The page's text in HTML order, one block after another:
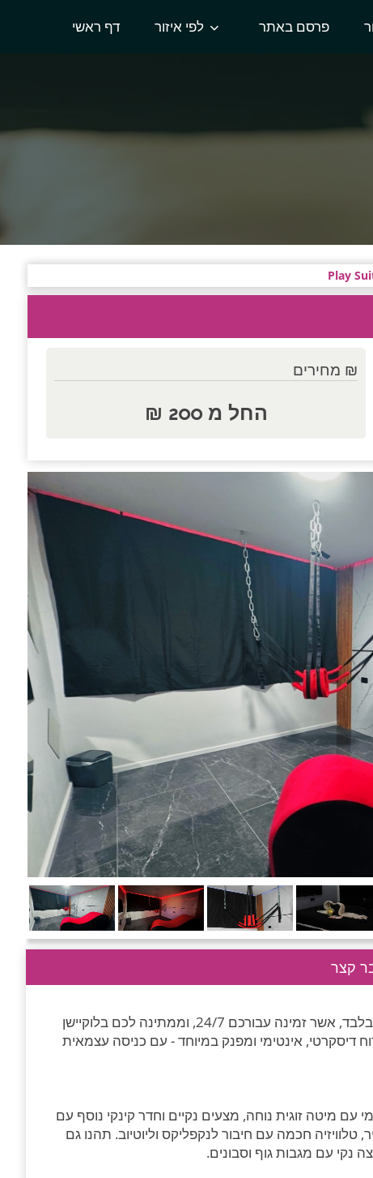
דף ראשי לפי איזור פרסם באתר
Play
₪ מחירים
החל מ 200 ₪
קצר
פלייס סוויט בנצרת עילית הינה דירת נופש רומנטית לזוגות בלבד, אשר זמינה עבורכם 24/7, וממתינה לכם בלוקיישן
דיסקרטי, אינטימי ומפנק במיוחד - עם כניסה עצמאית
מיטה זוגית נוחה, מצעים נקיים וחדר קינקי נוסף עם
טלוויזיה חכמה עם חיבור לנקפליקס וליוטיוב. תהנו גם
נקי עם מגבות גוף וסבונים.